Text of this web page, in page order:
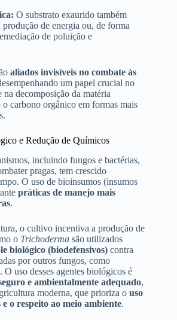
O substrato exaurido também
de energia ou, de forma
de poluição e
aliados invisíveis no combate às
um papel crucial no
na decomposição da matéria
carbono orgânico em formas mais
e Redução de Químicos
incluindo fungos e bactérias,
pragas, tem crescido
O uso de bioinsumos (insumos
práticas de manejo mais
.
o cultivo incentiva a produção de
o Trichoderma são utilizados
biológico (biodefensivos) contra
por outros fungos, como
. O uso desses agentes biológicos é
e ambientalmente adequado,
moderna, que prioriza o uso
o respeito ao meio ambiente.